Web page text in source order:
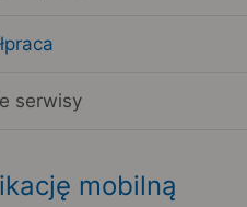
serwisy
mobilną